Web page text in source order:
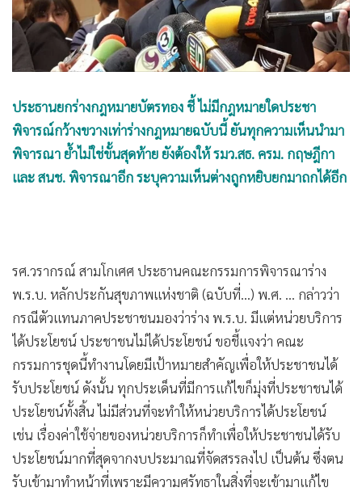
• กีฬา
ต่างประเทศ
• Special Scoop
• จีน
• ชุมชน-คุณภาพชีวิต
• อาชญากรรม
• Motoring
• อินโดจีน
• กองทุนรวม
• Celeb Online
• Factcheck
• ญี่ปุ่น
• News1
• Gotomanager
ประธานยกร่างกฎหมายบัตรทอง ชี้ ไม่มีกฎหมายใดประชา
พิจารณ์กว้างขวางเท่าร่างกฎหมายฉบับนี้ ยันทุกความเห็นนำมา
พิจารณา ย้ำไม่ใช่ขั้นสุดท้าย ยังต้องให้ รมว.สธ. ครม. กฤษฎีกา
และ สนช. พิจารณาอีก ระบุความเห็นต่างถูกหยิบยกมาถกได้อีก
รศ.วรากรณ์ สามโกเศศ ประธานคณะกรรมการพิจารณาร่าง
พ.ร.บ. หลักประกันสุขภาพแห่งชาติ (ฉบับที่...) พ.ศ. ... กล่าวว่า
กรณีตัวแทนภาคประชาชนมองว่าร่าง พ.ร.บ. มีแต่หน่วยบริการ
ได้ประโยชน์ ประชาชนไม่ได้ประโยชน์ ขอชี้แจงว่า คณะ
กรรมการชุดนี้ทำงานโดยมีเป้าหมายสำคัญเพื่อให้ประชาชนได้
รับประโยชน์ ดังนั้น ทุกประเด็นที่มีการแก้ไขก็มุ่งที่ประชาชนได้
ประโยชน์ทั้งสิ้น ไม่มีส่วนที่จะทำให้หน่วยบริการได้ประโยชน์
เช่น เรื่องค่าใช้จ่ายของหน่วยบริการก็ทำเพื่อให้ประชาชนได้รับ
ประโยชน์มากที่สุดจากงบประมาณที่จัดสรรลงไป เป็นต้น ซึ่งตน
รับเข้ามาทำหน้าที่เพราะมีความศรัทธาในสิ่งที่จะเข้ามาแก้ไข